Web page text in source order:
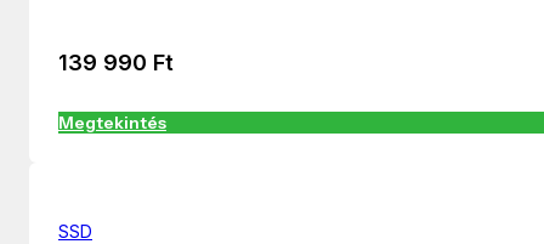
139 990 Ft
Megtekintés
SSD